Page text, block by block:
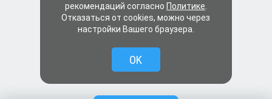
рекомендаций согласно Политике
Отказаться от cookies, можно через
настройки Вашего браузера.
OK